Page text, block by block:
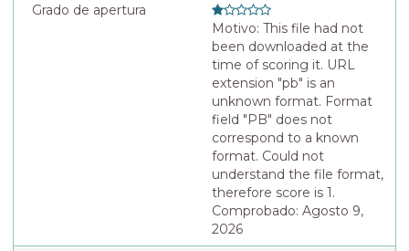
Grado de apertura
Motivo: This file had not
been downloaded at the
time of scoring it. URL
extension "pb" is an
unknown format. Format
field "PB" does not
correspond to a known
format. Could not
understand the file format,
therefore score is 1.
Comprobado: Agosto 9,
2026